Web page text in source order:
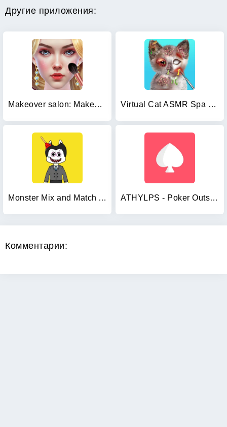
Другие приложения:
Makeover salon: Makeup ASMR Virtual Cat ASMR Spa Makeover
Monster Mix and Match ASMR ATHYLPS - Poker Outs, Poker Od
Комментарии: